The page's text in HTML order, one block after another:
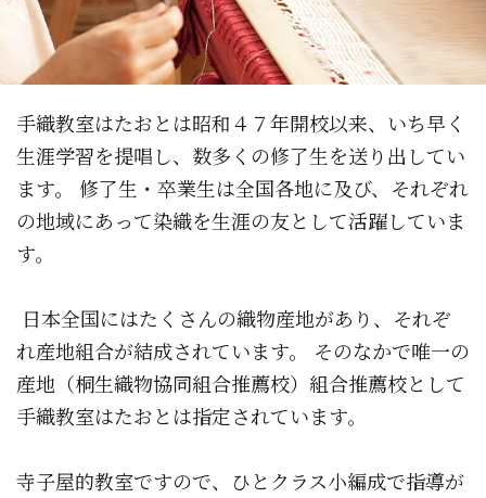
手織教室はたおとは昭和４７年開校以来、いち早く
生涯学習を提唱し、数多くの修了生を送り出してい
ます。 修了生・卒業生は全国各地に及び、それぞれ
の地域にあって染織を生涯の友として活躍していま
す。
日本全国にはたくさんの織物産地があり、それぞ
れ産地組合が結成されています。 そのなかで唯一の
産地（桐生織物協同組合推薦校）組合推薦校として
手織教室はたおとは指定されています。
寺子屋的教室ですので、ひとクラス小編成で指導が